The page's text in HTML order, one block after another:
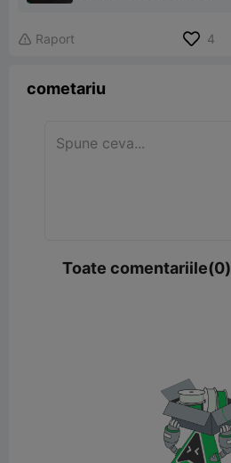
 Raport 4
cometariu
Toate comentariile(0)